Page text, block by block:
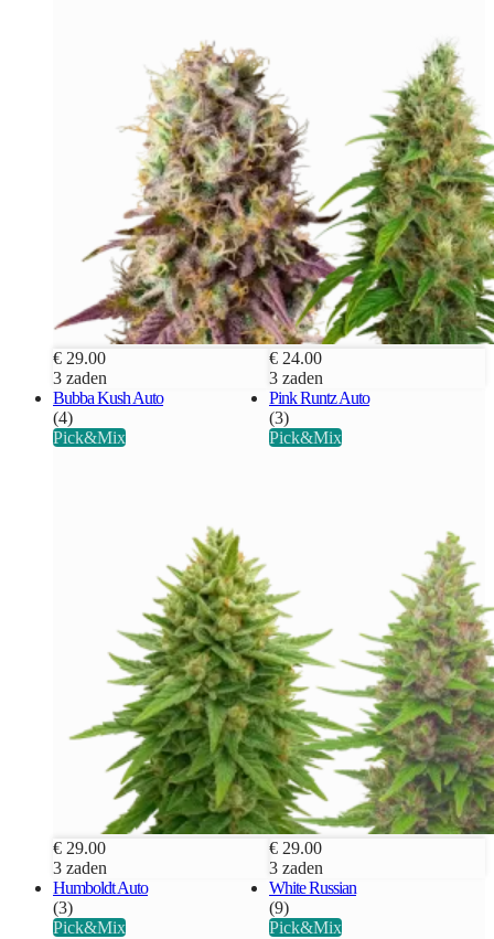
€ 29.00
3 zaden
€ 24.00
3 zaden
Bubba Kush Auto
(4)
Pick&Mix
€ 29.00
3 zaden
Pink Runtz Auto
(3)
Pick&Mix
€ 29.00
3 zaden
Humboldt Auto
(3)
Pick&Mix
White Russian
(9)
Pick&Mix